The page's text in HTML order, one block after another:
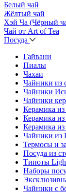
Белый чай
Жёлтый чай
Хэй Ча (Чёрный
Чай от Art of Tea
Посуда
Гайвани
Пиалы
Чахаи
Чайники из
Чайники
Чайники
Керамика
Керамика
Керамика
Чайники из
Термосы и
Посуда из
Типоты
Наборы
Чайники с